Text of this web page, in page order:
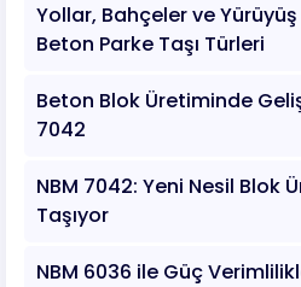
Yollar, Bahçeler ve Yürüyüş
Beton Parke Taşı Türleri
Beton Blok Üretiminde
7042
NBM 7042: Yeni Nesil Blok
Taşıyor
NBM 6036 ile Güç